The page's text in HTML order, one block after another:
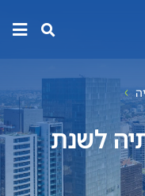
לשנת